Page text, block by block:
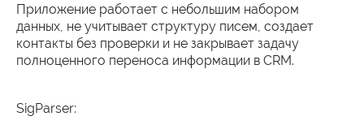
Приложение работает с небольшим набором
данных, не учитывает структуру писем, создает
контакты без проверки и не закрывает задачу
полноценного переноса информации в CRM.
SigParser: